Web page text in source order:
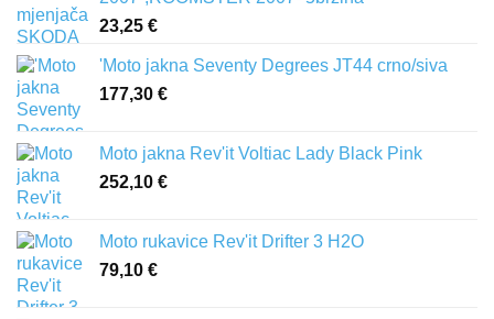
23,25 €
'Moto jakna Seventy Degrees JT44 crno/siva
177,30 €
Moto jakna Rev'it Voltiac Lady Black Pink
252,10 €
Moto rukavice Rev'it Drifter 3 H2O
79,10 €